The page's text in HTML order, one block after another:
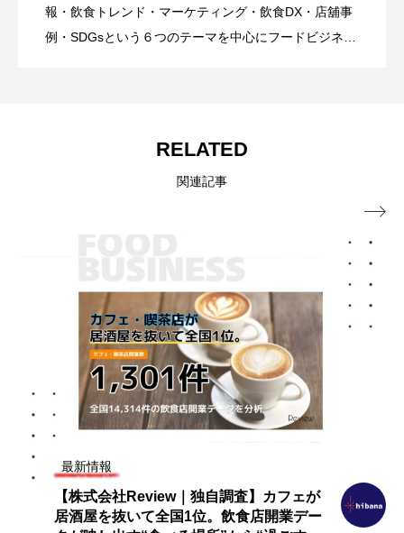
報・飲食トレンド・マーケティング・飲食DX・店舖事
例・SDGsという６つのテーマを中心にフードビジネ
ら開催
ーケティング・広報・デザイン】サービ
2026.08.08 【hibana｜飲食ニュース最新（8/8更
RELATED
関連記事
最新情報
【ニューオープン｜十割そば鳥料理 相馬
庵 丸の内】川崎の人気店が東京・丸の内
